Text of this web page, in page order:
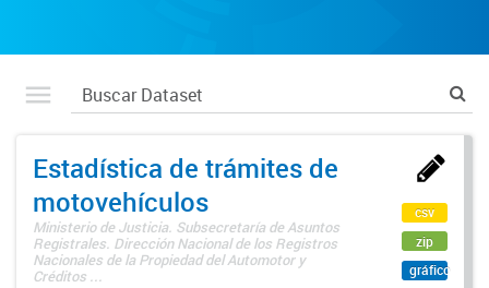
Estadística de trámites de
motovehículos
Ministerio de Justicia. Subsecretaría de Asuntos
Registrales. Dirección Nacional de los Registros
Nacionales de la Propiedad del Automotor y
Créditos ...
csv
zip
gráfico